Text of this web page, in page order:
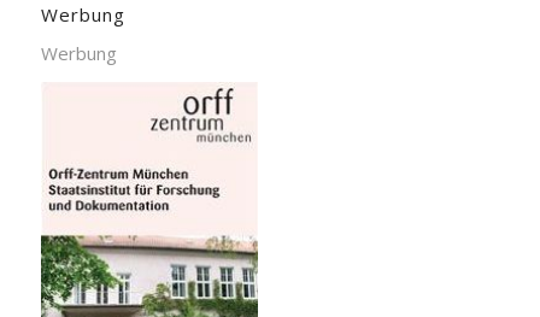
Werbung
Werbung